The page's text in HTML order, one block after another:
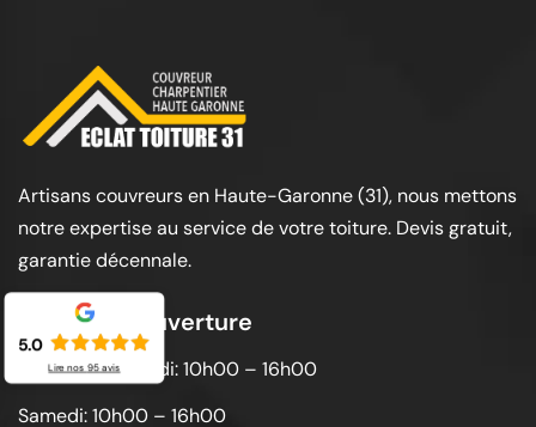
Artisans couvreurs en Haute-Garonne (31), nous mettons
notre expertise au service de votre toiture. Devis gratuit,
garantie décennale.
Horaires d'ouverture
Lundi au vendredi: 10h00 – 16h00
Samedi: 10h00 – 16h00
5.0
Lire nos 95avis